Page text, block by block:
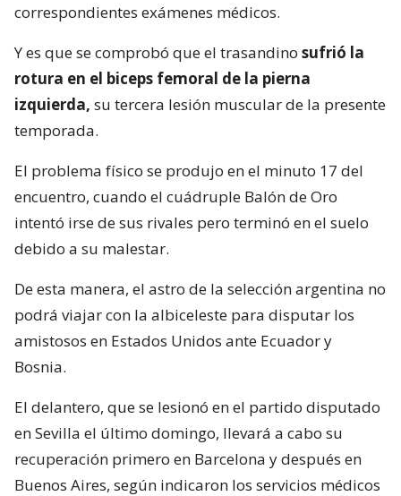
correspondientes exámenes médicos.
Y es que se comprobó que el trasandino sufrió la
rotura en el biceps femoral de la pierna
izquierda, su tercera lesión muscular de la presente
temporada.
El problema físico se produjo en el minuto 17 del
encuentro, cuando el cuádruple Balón de Oro
intentó irse de sus rivales pero terminó en el suelo
debido a su malestar.
De esta manera, el astro de la selección argentina no
podrá viajar con la albiceleste para disputar los
amistosos en Estados Unidos ante Ecuador y
Bosnia.
El delantero, que se lesionó en el partido disputado
en Sevilla el último domingo, llevará a cabo su
recuperación primero en Barcelona y después en
Buenos Aires, según indicaron los servicios médicos